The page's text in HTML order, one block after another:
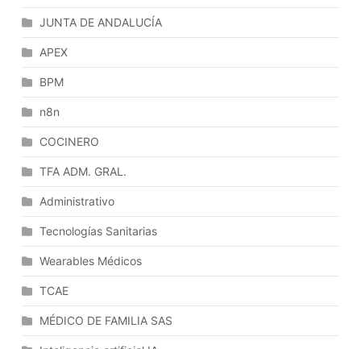
JUNTA DE ANDALUCÍA
APEX
BPM
n8n
COCINERO
TFA ADM. GRAL.
Administrativo
Tecnologías Sanitarias
Wearables Médicos
TCAE
MÉDICO DE FAMILIA SAS